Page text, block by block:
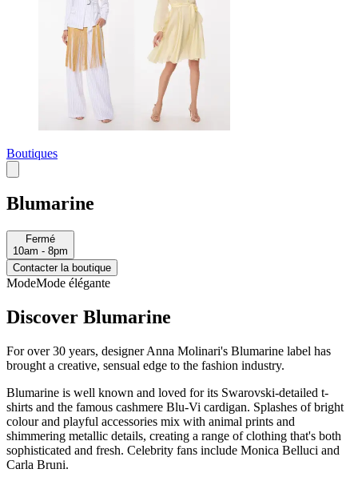
Boutiques
Blumarine
Fermé
10am - 8pm
Contacter la boutique
ModeMode élégante
Discover Blumarine
For over 30 years, designer Anna Molinari's Blumarine label has
brought a creative, sensual edge to the fashion industry.
Blumarine is well known and loved for its Swarovski-detailed t-
shirts and the famous cashmere Blu-Vi cardigan. Splashes of bright
colour and playful accessories mix with animal prints and
shimmering metallic details, creating a range of clothing that's both
sophisticated and fresh. Celebrity fans include Monica Belluci and
Carla Bruni.